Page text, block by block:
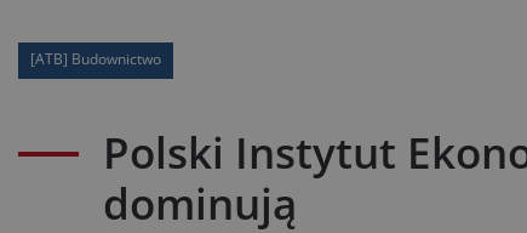
[ATB] Budownictwo
Polski Instytut
dominują